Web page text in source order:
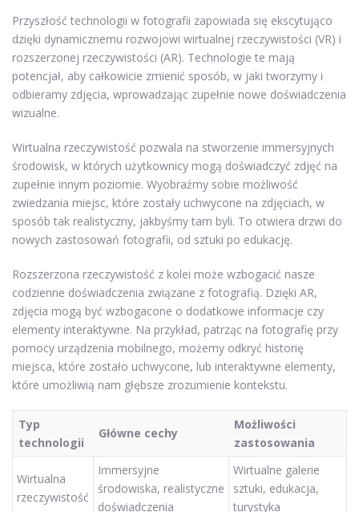
Przyszłość technologii w fotografii zapowiada się ekscytująco
dzięki dynamicznemu rozwojowi wirtualnej rzeczywistości (VR) i
rozszerzonej rzeczywistości (AR). Technologie te mają
potencjał, aby całkowicie zmienić sposób, w jaki tworzymy i
odbieramy zdjęcia, wprowadzając zupełnie nowe doświadczenia
wizualne.
Wirtualna rzeczywistość pozwala na stworzenie immersyjnych
środowisk, w których użytkownicy mogą doświadczyć zdjęć na
zupełnie innym poziomie. Wyobraźmy sobie możliwość
zwiedzania miejsc, które zostały uchwycone na zdjęciach, w
sposób tak realistyczny, jakbyśmy tam byli. To otwiera drzwi do
nowych zastosowań fotografii, od sztuki po edukację.
Rozszerzona rzeczywistość z kolei może wzbogacić nasze
codzienne doświadczenia związane z fotografią. Dzięki AR,
zdjęcia mogą być wzbogacone o dodatkowe informacje czy
elementy interaktywne. Na przykład, patrząc na fotografię przy
pomocy urządzenia mobilnego, możemy odkryć historię
miejsca, które zostało uchwycone, lub interaktywne elementy,
które umożliwią nam głębsze zrozumienie kontekstu.
Typ
technologii
Główne cechy
Możliwości
zastosowania
Wirtualna
rzeczywistość
Immersyjne
środowiska, realistyczne
doświadczenia
Wirtualne galerie
sztuki, edukacja,
turystyka